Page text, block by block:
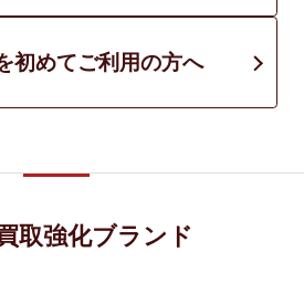
初めてご利用の方へ
取強化ブランド